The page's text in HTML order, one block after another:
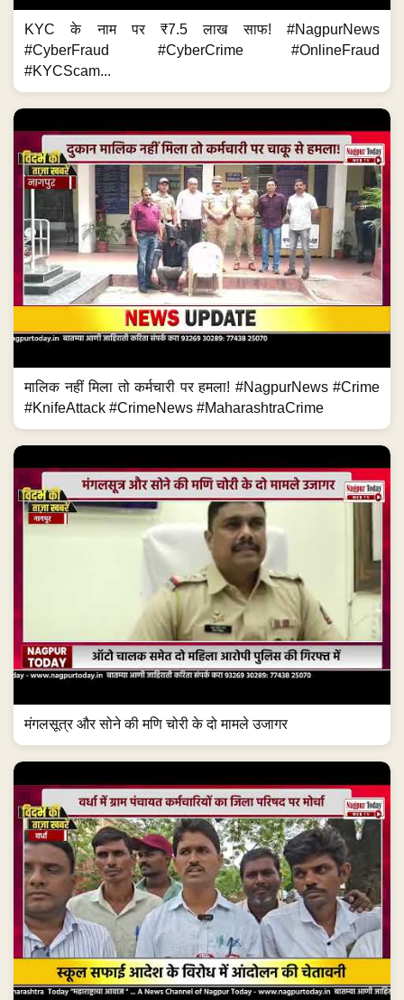
KYC के नाम पर ₹7.5 लाख साफ! #NagpurNews
#CyberFraud #CyberCrime #OnlineFraud
#KYCScam...
मालिक नहीं मिला तो कर्मचारी पर हमला! #NagpurNews #Crime
#KnifeAttack #CrimeNews #MaharashtraCrime
मंगलसूत्र और सोने की मणि चोरी के दो मामले उजागर